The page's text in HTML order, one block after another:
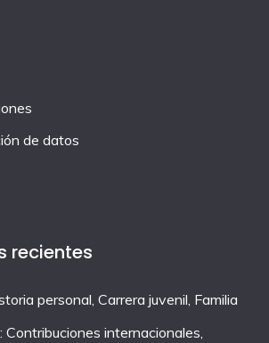
de datos
recientes
personal, Carrera juvenil, Familia
Contribuciones internacionales,